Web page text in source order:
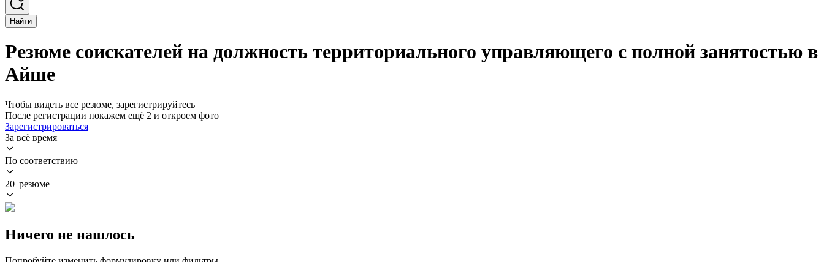
Найти
Резюме соискателей на должность территориального управляющего с полной занятостью в
Айше
Чтобы видеть все резюме, зарегистрируйтесь
После регистрации покажем ещё 2 и откроем фото
Зарегистрироваться
За всё время
По соответствию
20 резюме
Ничего не нашлось